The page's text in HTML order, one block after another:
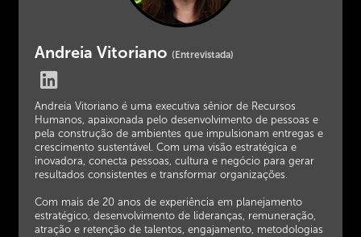
Andreia Vitoriano (Entrevistada)
Andreia Vitoriano é uma executiva sênior de Recursos
Humanos, apaixonada pelo desenvolvimento de pessoas e
pela construção de ambientes que impulsionam entregas e
crescimento sustentável. Com uma visão estratégica e
inovadora, conecta pessoas, cultura e negócio para gerar
resultados consistentes e transformar organizações.
Com mais de 20 anos de experiência em planejamento
estratégico, desenvolvimento de lideranças, remuneração,
atração e retenção de talentos, engajamento, metodologias